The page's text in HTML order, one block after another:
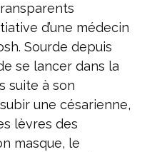
d’une médecin
Sourde depuis
se lancer dans la
suite à son
une césarienne,
lèvres des
masque, le